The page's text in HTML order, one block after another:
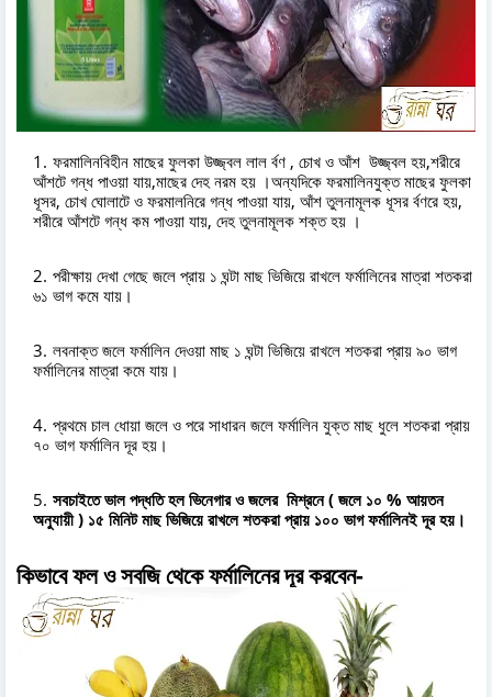
ফরমালিনবিহীন মাছের ফুলকা উজ্জ্বল লাল র্বণ , চোখ ও আঁশ উজ্জ্বল হয়,শরীরে
আঁশটে গন্ধ পাওয়া যায়,মাছের দেহ নরম হয় ।অন্যদিকে ফরমালিনযুক্ত মাছের ফুলকা
ধূসর, চোখ ঘোলাটে ও ফরমালনিরে গন্ধ পাওয়া যায়, আঁশ তুলনামূলক ধূসর র্বণরে হয়,
শরীরে আঁশটে গন্ধ কম পাওয়া যায়, দেহ তুলনামূলক শক্ত হয় ।
পরীক্ষায় দেখা গেছে জলে প্রায় ১ ঘন্টা মাছ ভিজিয়ে রাখলে ফর্মালিনের মাত্রা শতকরা
৬১ ভাগ কমে যায়।
লবনাক্ত জলে ফর্মালিন দেওয়া মাছ ১ ঘন্টা ভিজিয়ে রাখলে শতকরা প্রায় ৯০ ভাগ
ফর্মালিনের মাত্রা কমে যায়।
প্রথমে চাল ধোয়া জলে ও পরে সাধারন জলে ফর্মালিন যুক্ত মাছ ধুলে শতকরা প্রায়
৭০ ভাগ ফর্মালিন দূর হয়।
সবচাইতে ভাল পদ্ধতি হল ভিনেগার ও জলের মিশ্রনে ( জলে ১০ % আয়তন
অনুযায়ী ) ১৫ মিনিট মাছ ভিজিয়ে রাখলে শতকরা প্রায় ১০০ ভাগ ফর্মালিনই দূর হয়।
কিভাবে ফল ও সবজি থেকে ফর্মালিনের দূর করবেন-